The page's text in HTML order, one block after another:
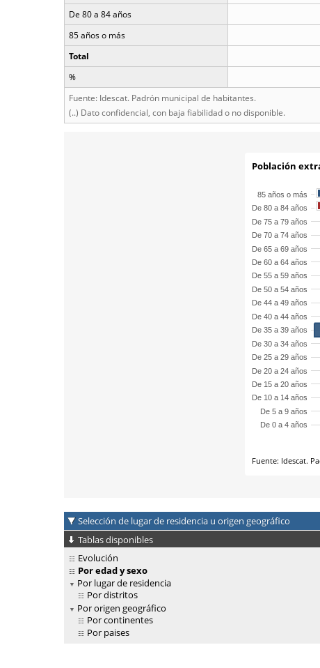
De 80 a 84 años
85 años o más
Total
%
Fuente: Idescat. Padrón municipal de habitantes.
(..) Dato confidencial, con baja fiabilidad o no disponible.
Selección de lugar de residencia u origen geográfico
Tablas disponibles
Evolución
Por edad y sexo
Por lugar de residencia
Por distritos
Por origen geográfico
Por continentes
Por paises